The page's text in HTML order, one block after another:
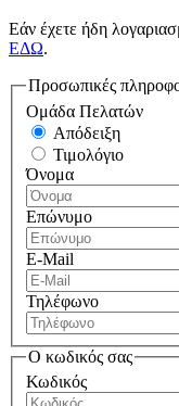
Εάν έχετε ήδη
ΕΔΩ.
Προσωπικές
Ομάδα Πελατών
Απόδειξη
Τιμολόγιο
Όνομα
Επώνυμο
E-Mail
Τηλέφωνο
Ο κωδικός σας
Κωδικός